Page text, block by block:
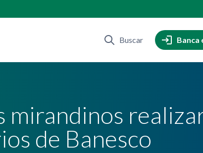
Buscar Banca
mirandinos
de Banesco